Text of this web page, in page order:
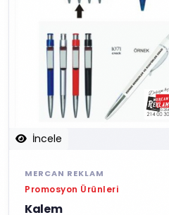
İncele
MERCAN REKLAM
Promosyon Ürünleri
Kalem